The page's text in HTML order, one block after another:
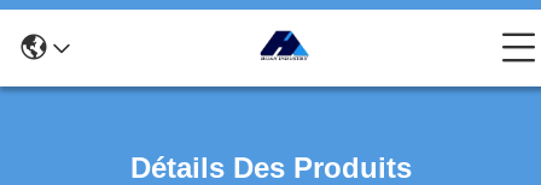
Détails Des Produits